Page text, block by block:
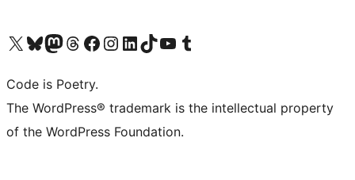
Visita il nostro account X (ex Twitter)
Visita il nostro account Bluesky
Visita il nostro account Mastodon
Visita il nostro account Threads
Visita la nostra pagina Facebook
Visita il nostro account Instagram
Visita il nostro account LinkedIn
Visita il nostro account TikTok
Visita il nostro canale YouTube
Visita il nostro account Tumblr
Code is Poetry.
The WordPress® trademark is the intellectual property
of the WordPress Foundation.